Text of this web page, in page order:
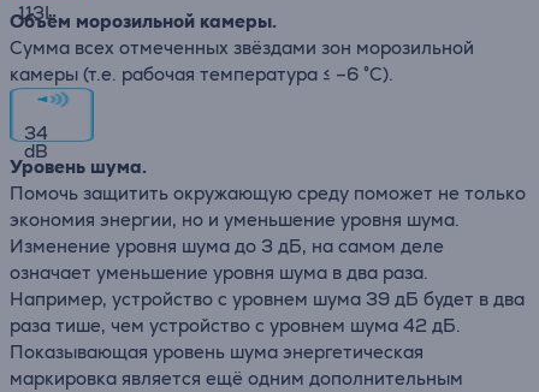
113L
Объём морозильной камеры.
Сумма всех отмеченных звёздами зон морозильной
камеры (т.е. рабочая температура ≤ –6 °C).
34
dB
Уровень шума.
Помочь защитить окружающую среду поможет не только
экономия энергии, но и уменьшение уровня шума.
Изменение уровня шума до 3 дБ, на самом деле
означает уменьшение уровня шума в два раза.
Например, устройство с уровнем шума 39 дБ будет в два
раза тише, чем устройство с уровнем шума 42 дБ.
Показывающая уровень шума энергетическая
маркировка является ещё одним дополнительным